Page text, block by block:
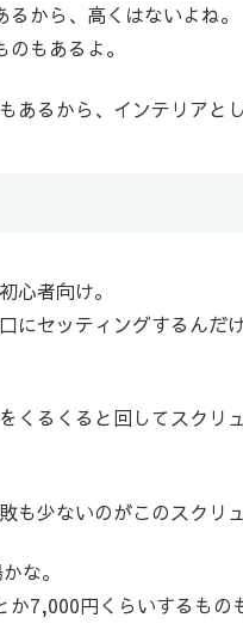
から、高くはないよね。
もあるよ。
あるから、インテリアと
心者向け。
にセッティングするん
くるくると回してスクリ
も少ないのがこのスクリ
な。
7,000円くらいするもの